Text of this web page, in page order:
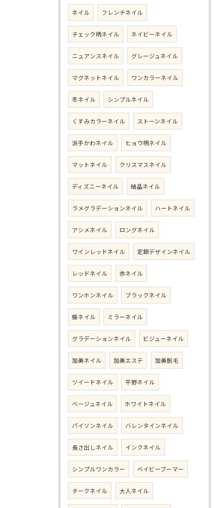
ネイル フレンチネイル
チェック柄ネイル ネイビーネイル
ニュアンスネイル グレージュネイル
マグネットネイル ワンカラーネイル
冬ネイル シンプルネイル
くすみカラーネイル ストーンネイル
派手かわネイル ヒョウ柄ネイル
マットネイル クリスマスネイル
ディズニーネイル 結晶ネイル
ラメグラデーションネイル ハートネイル
アシメネイル ロングネイル
ワインレッドネイル 定額デザインネイル
レッドネイル 赤ネイル
ワンホンネイル ブラックネイル
蜂ネイル ミラーネイル
グラデーションネイル ビジューネイル
加美ネイル 加美エステ 加美脱毛
ツイードネイル 平野ネイル
ベージュネイル ホワイトネイル
パイソンネイル バレンタインネイル
長さ出しネイル インクネイル
シンプルワンカラー ベイビーブーマー
チークネイル 大人ネイル